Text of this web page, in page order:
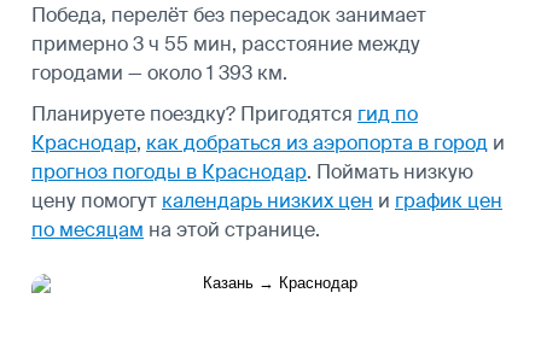
Победа, перелёт без пересадок занимает
примерно 3 ч 55 мин, расстояние между
городами — около 1 393 км.
Планируете поездку? Пригодятся гид по
Краснодар, как добраться из аэропорта в город и
прогноз погоды в Краснодар. Поймать низкую
цену помогут календарь низких цен и график цен
по месяцам на этой странице.